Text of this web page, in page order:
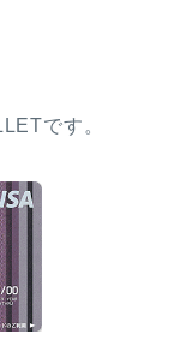
です。